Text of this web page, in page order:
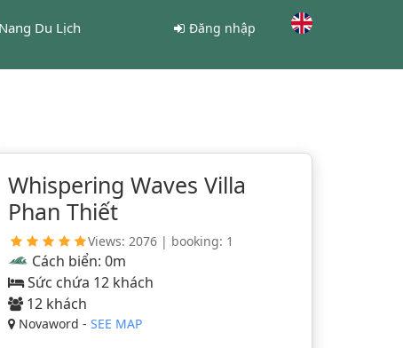
Du Lịch Đăng nhập
Whispering Waves Villa
Phan Thiết
Views: 2076 | booking: 1
Cách biển: 0m
Sức chứa 12 khách
12 khách
Novaword - SEE MAP